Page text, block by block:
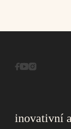
inovativní